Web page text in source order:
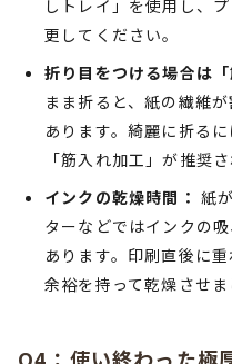
しトレイ」を使用し、
更してください。
折り目をつける場合は
まま折ると、紙の繊維
あります。綺麗に折る
「筋入れ加工」が推奨さ
インクの乾燥時間： 紙
ターなどではインクの
あります。印刷直後に
余裕を持って乾燥させま